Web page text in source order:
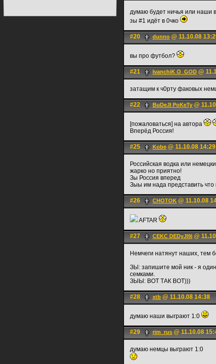
думаю будет ничья или наши
зы #1 идёт в 0чко
#20 dunno @ 11.10.08
вы про футбол?
#21 IvanchiK O_GOD @
затащим к ч0рту факовых
#22 BuDeJI PoKeTy @
[пожаловаться] на автора
Вперёд Россия!
#25 Kobe @ 11.10.08 14:29
Российская водка или
жарко но приятно!
Зы Россия вперед
Зыы им нада представить
#26 CHOTOK @ 11.10.08
AFTAR
#27 CEKC DEDyJI9| @
Немчеги натянут наших, тем
ЗЫ: запишите мой ник - я один
семками.
ЗЫЫ: ВОТ ТАК ВОТ)))
#28 xtb @ 11.10.08 14:38
думаю наши выграют 1:0
#29 rim_rus @ 11.10.08
думаю немцы выграют 1:0